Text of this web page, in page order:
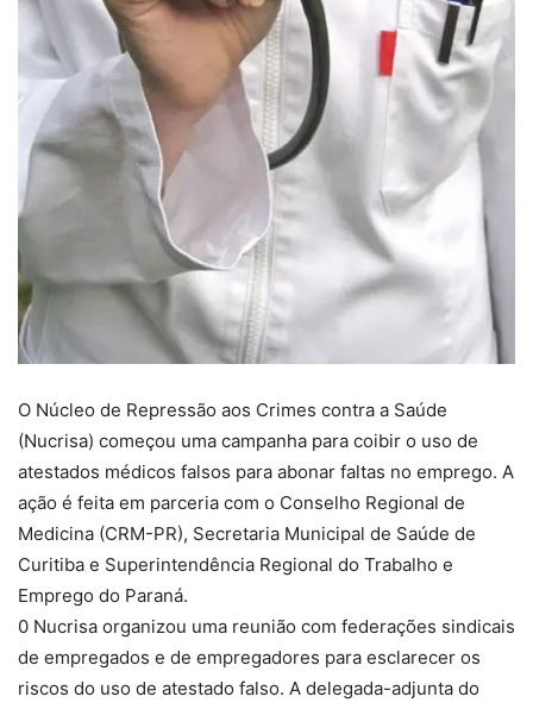
O Núcleo de Repressão aos Crimes contra a Saúde
(Nucrisa) começou uma campanha para coibir o uso de
atestados médicos falsos para abonar faltas no emprego. A
ação é feita em parceria com o Conselho Regional de
Medicina (CRM-PR), Secretaria Municipal de Saúde de
Curitiba e Superintendência Regional do Trabalho e
Emprego do Paraná.
0 Nucrisa organizou uma reunião com federações sindicais
de empregados e de empregadores para esclarecer os
riscos do uso de atestado falso. A delegada-adjunta do